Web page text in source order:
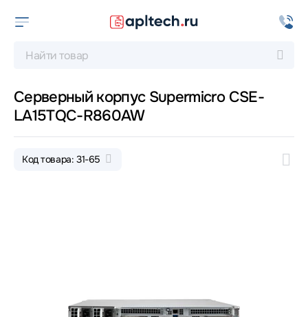
Серверный корпус Supermicro CSE-
LA15TQC-R860AW
Код товара: 31-65